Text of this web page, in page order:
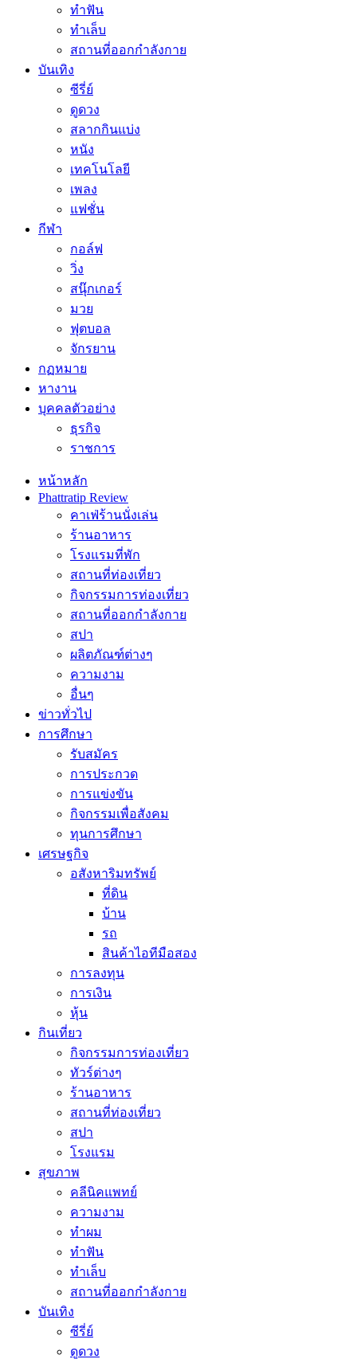
ทำฟัน
ทำเล็บ
สถานที่ออกกำลังกาย
บันเทิง
ซีรี่ย์
ดูดวง
สลากกินแบ่ง
หนัง
เทคโนโลยี
เพลง
แฟชั่น
กีฬา
กอล์ฟ
วิ่ง
สนุ๊กเกอร์
มวย
ฟุตบอล
จักรยาน
กฏหมาย
หางาน
บุคคลตัวอย่าง
ธุรกิจ
ราชการ
หน้าหลัก
Phattratip Review
คาเฟ่ร้านนั่งเล่น
ร้านอาหาร
โรงแรมที่พัก
สถานที่ท่องเที่ยว
กิจกรรมการท่องเที่ยว
สถานที่ออกกำลังกาย
สปา
ผลิตภัณฑ์ต่างๆ
ความงาม
อื่นๆ
ข่าวทั่วไป
การศึกษา
รับสมัคร
การประกวด
การแข่งขัน
กิจกรรมเพื่อสังคม
ทุนการศึกษา
เศรษฐกิจ
อสังหาริมทรัพย์
ที่ดิน
บ้าน
รถ
สินค้าไอทีมือสอง
การลงทุน
การเงิน
หุ้น
กินเที่ยว
กิจกรรมการท่องเที่ยว
ทัวร์ต่างๆ
ร้านอาหาร
สถานที่ท่องเที่ยว
สปา
โรงแรม
สุขภาพ
คลีนิคแพทย์
ความงาม
ทำผม
ทำฟัน
ทำเล็บ
สถานที่ออกกำลังกาย
บันเทิง
ซีรี่ย์
ดูดวง